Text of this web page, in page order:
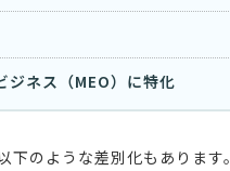
ネス（MEO）に特化
下のような差別化もあります。